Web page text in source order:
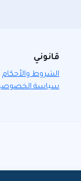
قانوني
الشروط والأحكام
سياسة